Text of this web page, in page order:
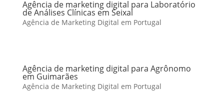
Agência de marketing digital para Laboratório
de Análises Clínicas em Seixal
Agência de Marketing Digital em Portugal
Agência de marketing digital para Agrônomo
em Guimarães
Agência de Marketing Digital em Portugal